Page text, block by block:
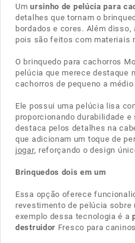
Umursinho de pelúcia para
detalhes que tornam o
bordados e cores. Além
pois são feitos com materiais
O brinquedo para cachorros
pelúcia que merece destaque
cachorros de pequeno a
Ele possui uma pelúcia lisa
proporcionando durabilidade
destaca pelos detalhes na
que adicionam um toque de
jogar, reforçando o design
Brinquedos dois em um
Essa opção oferece
revestimento de pelúcia sobre
exemplo dessa tecnologia é a
destruidor Fresco para